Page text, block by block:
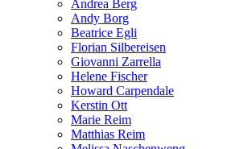
Andrea Berg
Andy Borg
Beatrice Egli
Florian Silbereisen
Giovanni Zarrella
Helene Fischer
Howard Carpendale
Kerstin Ott
Marie Reim
Matthias Reim